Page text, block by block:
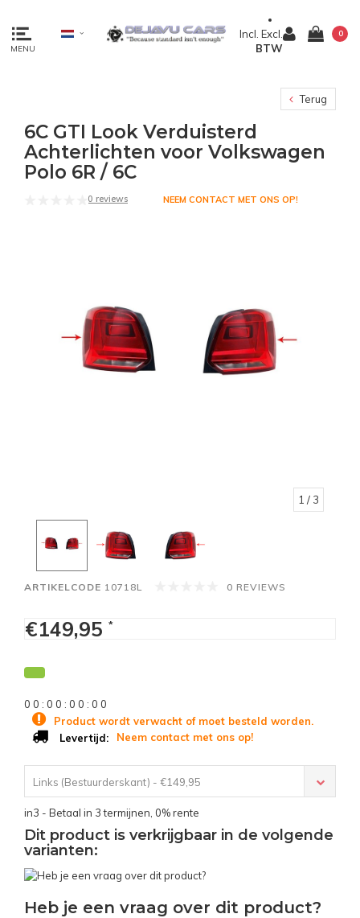
MENU
Incl. Excl.
BTW
0
Terug
6C GTI Look Verduisterd
Achterlichten voor Volkswagen
Polo 6R / 6C
0 reviews NEEM CONTACT MET ONS OP!
1 / 3
ARTIKELCODE 10718L 0 REVIEWS
€149,95 *
0 0 : 0 0 : 0 0 : 0 0
Product wordt verwacht of moet besteld worden.
Levertijd:
Neem contact met ons op!
Links (Bestuurderskant) - €149,95
in3 - Betaal in 3 termijnen, 0% rente
Dit product is verkrijgbaar in de volgende
varianten:
Heb je een vraag over dit product?